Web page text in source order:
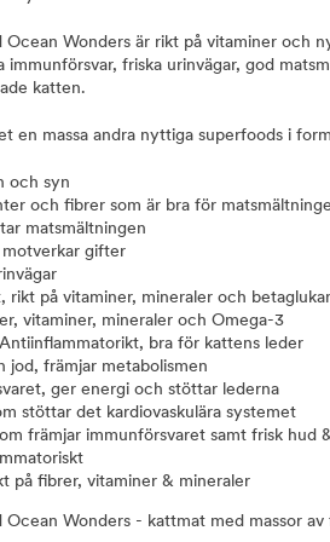
Ocean Wonders är rikt på vitaminer och
friska urinvägar, god
katten.
en massa andra nyttiga superfoods i
och syn
och fibrer som är bra för
matsmältningen
gifter
rikt på vitaminer, mineraler och
vitaminer, mineraler och Omega-3
bra för kattens leder
jod, främjar metabolismen
ger energi och stöttar lederna
stöttar det kardiovaskulära systemet
främjar immunförsvaret samt frisk hud
på fibrer, vitaminer & mineraler
Wonders - kattmat med massor